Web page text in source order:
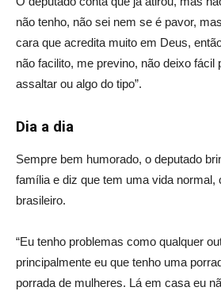
não tenho, não sei nem se é pavor,
cara que acredita muito em Deus,
não facilito, me previno, não deixo fácil
assaltar ou algo do tipo”.
Dia a dia
Sempre bem humorado, o deputado
família e diz que tem uma vida normal,
brasileiro.
“Eu tenho problemas como qualquer
principalmente eu que tenho uma
porrada de mulheres. Lá em casa eu